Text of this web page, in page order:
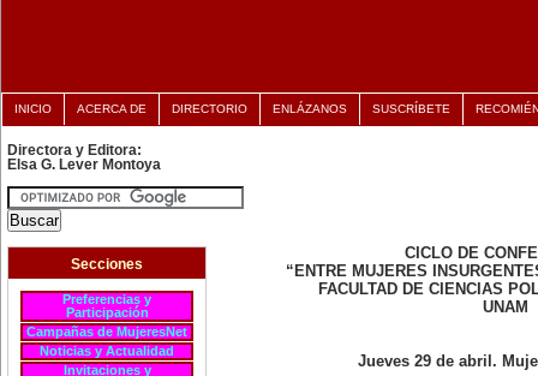
INICIO ACERCA DE DIRECTORIO ENLÁZANOS SUSCRÍBETE
Directora y Editora:
Elsa G. Lever Montoya
Secciones
Preferencias y
Participación
Campañas de MujeresNet
Noticias y Actualidad
Invitaciones y
CICLO DE
“ENTRE MUJERES
FACULTAD DE CIENCIAS
UNAM
Jueves 29 de abril.